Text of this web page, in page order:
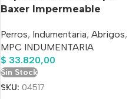
Baxer Impermeable
Perros, Indumentaria, Abrigos,
MPC INDUMENTARIA
$ 33.820,00
Sin Stock
SKU: 04517